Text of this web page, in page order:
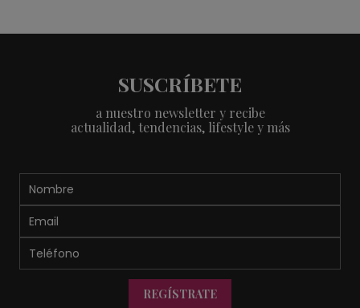
SUSCRÍBETE
a nuestro newsletter y recibe
actualidad, tendencias, lifestyle y más
REGÍSTRATE